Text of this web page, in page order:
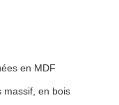
en MDF
massif, en bois